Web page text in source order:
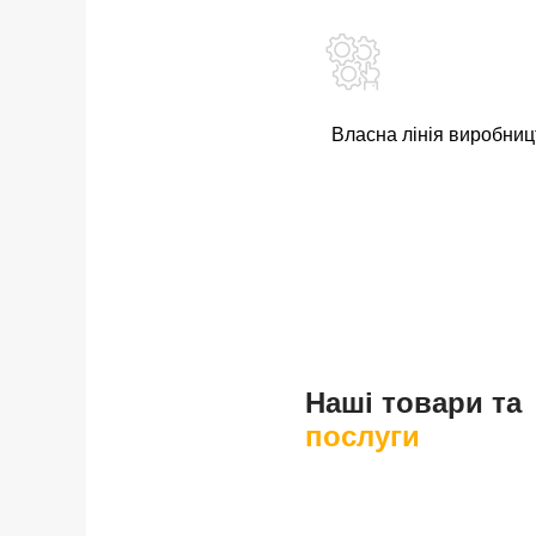
Власна лінія
Наші товари та
послуги